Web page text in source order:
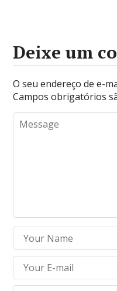
Deixe um
O seu endereço de e-
Campos obrigatórios